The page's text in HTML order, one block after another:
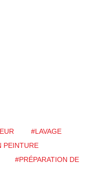
#LAVAGE
PEINTURE
#PRÉPARATION DE